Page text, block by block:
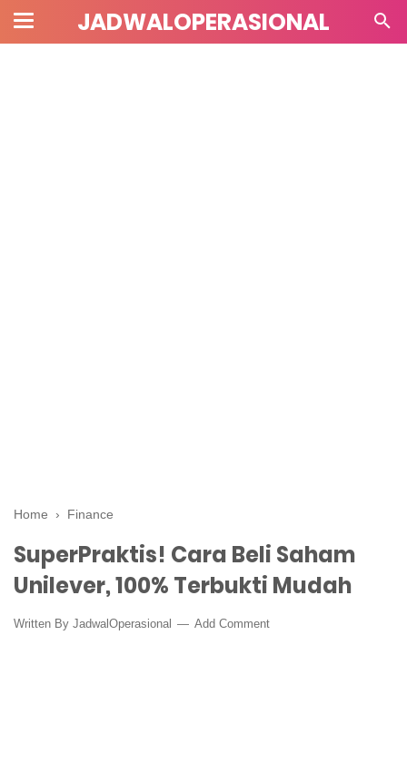
JADWALOPERASIONAL
Home › Finance
SuperPraktis! Cara Beli Saham
Unilever, 100% Terbukti Mudah
Written By JadwalOperasional Add Comment